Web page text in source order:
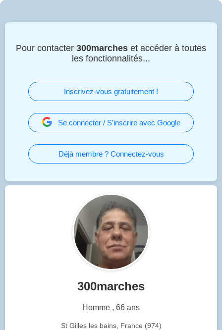
Pour contacter 300marches et accéder à toutes
les fonctionnalités...
Inscrivez-vous gratuitement !
Se connecter / S'inscrire avec Google
Déjà membre ? Connectez-vous
300marches
Homme , 66 ans
St Gilles les bains, France (974)